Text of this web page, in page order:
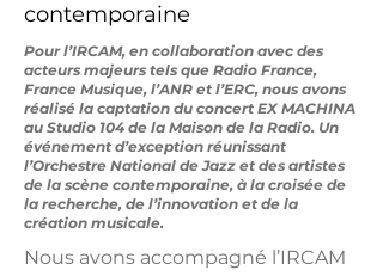
contemporaine
Pour l’IRCAM, en collaboration avec des
acteurs majeurs tels que Radio France,
France Musique, l’ANR et l’ERC, nous avons
réalisé la captation du concert EX MACHINA
au Studio 104 de la Maison de la Radio. Un
événement d’exception réunissant
l’Orchestre National de Jazz et des artistes
de la scène contemporaine, à la croisée de
la recherche, de l’innovation et de la
création musicale.
Nous avons accompagné l’IRCAM